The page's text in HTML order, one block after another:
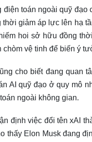
điện toán ngoài quỹ
thời giảm áp lực lên hạ
hoi sở hữu đồng
chòm vệ tinh để biến ý
cho biết đang quan
AI quỹ đạo ở quy mô
ngoài không gian.
định việc đổi tên xAI
thấy Elon Musk đang